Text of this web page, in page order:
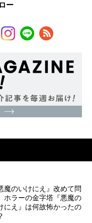
ー
魔のいけにえ』改めて問
ホラーの金字塔『悪魔の
にえ』は何故怖かったの